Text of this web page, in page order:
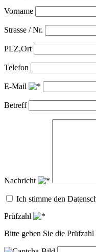
Vorname
Strasse / Nr.
PLZ,Ort
Telefon
E-Mail
Betreff
Nachricht
Ich stimme den
Prüfzahl
Bitte geben Sie die Prüfzahl